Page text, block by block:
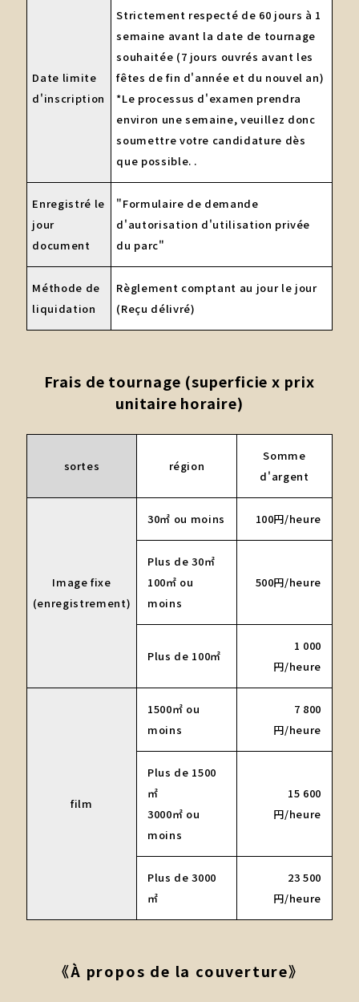
Date limite
d'inscription
Strictement respecté de 60 jours à 1
semaine avant la date de tournage
souhaitée (7 jours ouvrés avant les
fêtes de fin d'année et du nouvel an)
*Le processus d'examen prendra
environ une semaine, veuillez donc
soumettre votre candidature dès
que possible. .
Enregistré le
jour
document
"Formulaire de demande
d'autorisation d'utilisation privée
du parc"
Méthode de
liquidation
Règlement comptant au jour le jour
(Reçu délivré)
Frais de tournage (superficie x prix
unitaire horaire)
sortes région
Somme
d'argent
Image fixe
(enregistrement)
30㎡ ou moins 100円/heure
Plus de 30㎡
100㎡ ou
moins
500円/heure
Plus de 100㎡
1 000
円/heure
film
1500㎡ ou
moins
7 800
円/heure
Plus de 1500
㎡
3000㎡ ou
moins
15 600
円/heure
Plus de 3000
㎡
23 500
円/heure
《À propos de la couverture》